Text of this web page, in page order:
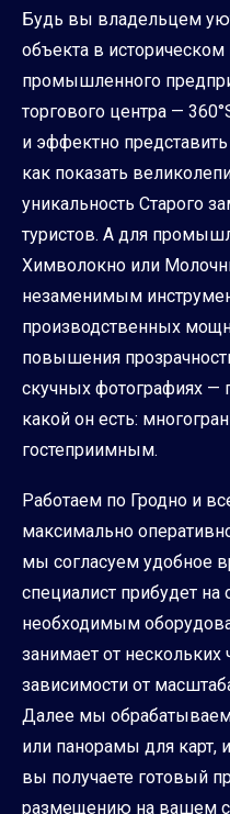
Будь вы владельцем
объекта в историческом
промышленного
торгового центра —
и эффектно
как показать
уникальность Старого
туристов. А для
Химволокно или
незаменимым
производственных
повышения
скучных фотографиях —
какой он есть:
гостеприимным.
Работаем по Гродно и
максимально
мы согласуем удобное
специалист прибудет на
необходимым
занимает от нескольких
зависимости от
Далее мы обрабатываем
или панорамы для карт,
вы получаете готовый
размещению на вашем